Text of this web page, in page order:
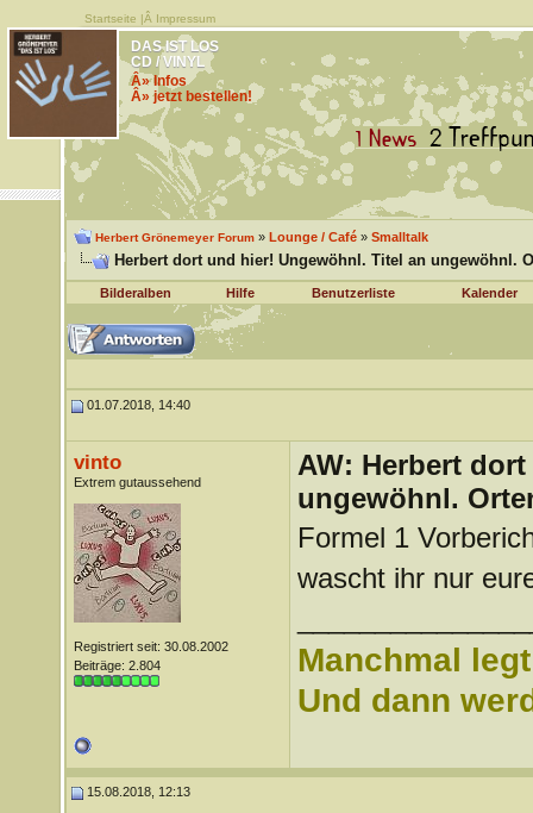
Startseite |Â Impressum
DAS IST LOS
CD / VINYL
Â» Infos
Â» jetzt bestellen!
Herbert Grönemeyer Forum» Lounge / Café» Smalltalk
Herbert dort und hier! Ungewöhnl. Titel an ungewöhnl.
Bilderalben Hilfe Benutzerliste Kalender
01.07.2018, 14:40
vinto
Extrem gutaussehend
Registriert seit: 30.08.2002
Beiträge: 2.804
AW: Herbert
ungewöhnl.
Formel 1
wascht ihr nur
Manchmal
Und dann
15.08.2018, 12:13